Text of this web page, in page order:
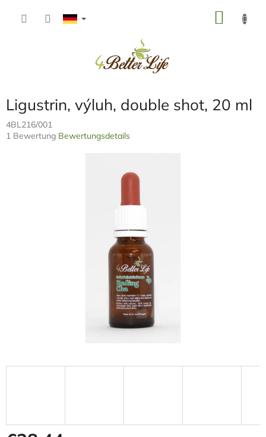
Ligustrin, výluh, double shot, 20 ml
4BL216/001
Die
1 Bewertung Bewertungsdetails